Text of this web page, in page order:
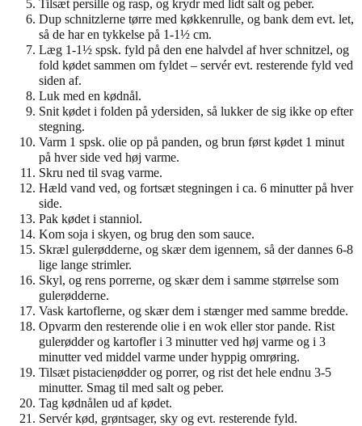
Tilsæt persille og rasp, og krydr med lidt salt og peber.
Dup schnitzlerne tørre med køkkenrulle, og bank dem evt. let,
så de har en tykkelse på 1-1½ cm.
Læg 1-1½ spsk. fyld på den ene halvdel af hver schnitzel, og
fold kødet sammen om fyldet – servér evt. resterende fyld ved
siden af.
Luk med en kødnål.
Snit kødet i folden på ydersiden, så lukker de sig ikke op efter
stegning.
Varm 1 spsk. olie op på panden, og brun først kødet 1 minut
på hver side ved høj varme.
Skru ned til svag varme.
Hæld vand ved, og fortsæt stegningen i ca. 6 minutter på hver
side.
Pak kødet i stanniol.
Kom soja i skyen, og brug den som sauce.
Skræl gulerødderne, og skær dem igennem, så der dannes 6-8
lige lange strimler.
Skyl, og rens porrerne, og skær dem i samme størrelse som
gulerødderne.
Vask kartoflerne, og skær dem i stænger med samme bredde.
Opvarm den resterende olie i en wok eller stor pande. Rist
gulerødder og kartofler i 3 minutter ved høj varme og i 3
minutter ved middel varme under hyppig omrøring.
Tilsæt pistacienødder og porrer, og rist det hele endnu 3-5
minutter. Smag til med salt og peber.
Tag kødnålen ud af kødet.
Servér kød, grøntsager, sky og evt. resterende fyld.